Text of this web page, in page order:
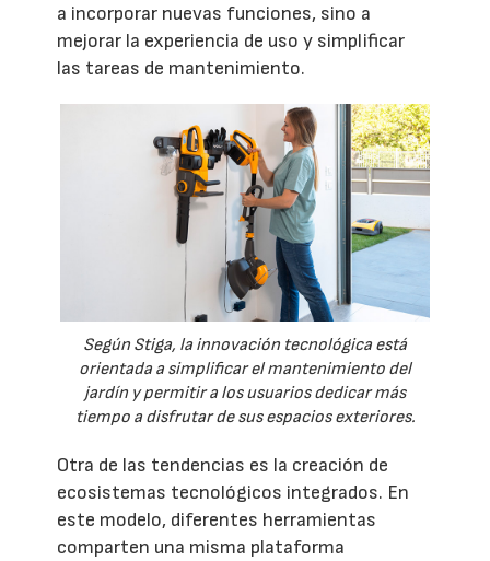
a incorporar nuevas funciones, sino a
mejorar la experiencia de uso y simplificar
las tareas de mantenimiento.
Según Stiga, la innovación tecnológica está
orientada a simplificar el mantenimiento del
jardín y permitir a los usuarios dedicar más
tiempo a disfrutar de sus espacios exteriores.
Otra de las tendencias es la creación de
ecosistemas tecnológicos integrados. En
este modelo, diferentes herramientas
comparten una misma plataforma